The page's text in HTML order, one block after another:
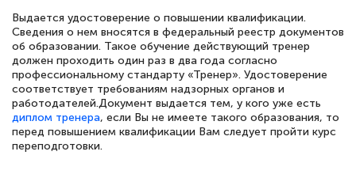
Выдается удостоверение о повышении квалификации.
Сведения о нем вносятся в федеральный реестр документов
об образовании. Такое обучение действующий тренер
должен проходить один раз в два года согласно
профессиональному стандарту «Тренер». Удостоверение
соответствует требованиям надзорных органов и
работодателей.Документ выдается тем, у кого уже есть
диплом тренера, если Вы не имеете такого образования, то
перед повышением квалификации Вам следует пройти курс
переподготовки.